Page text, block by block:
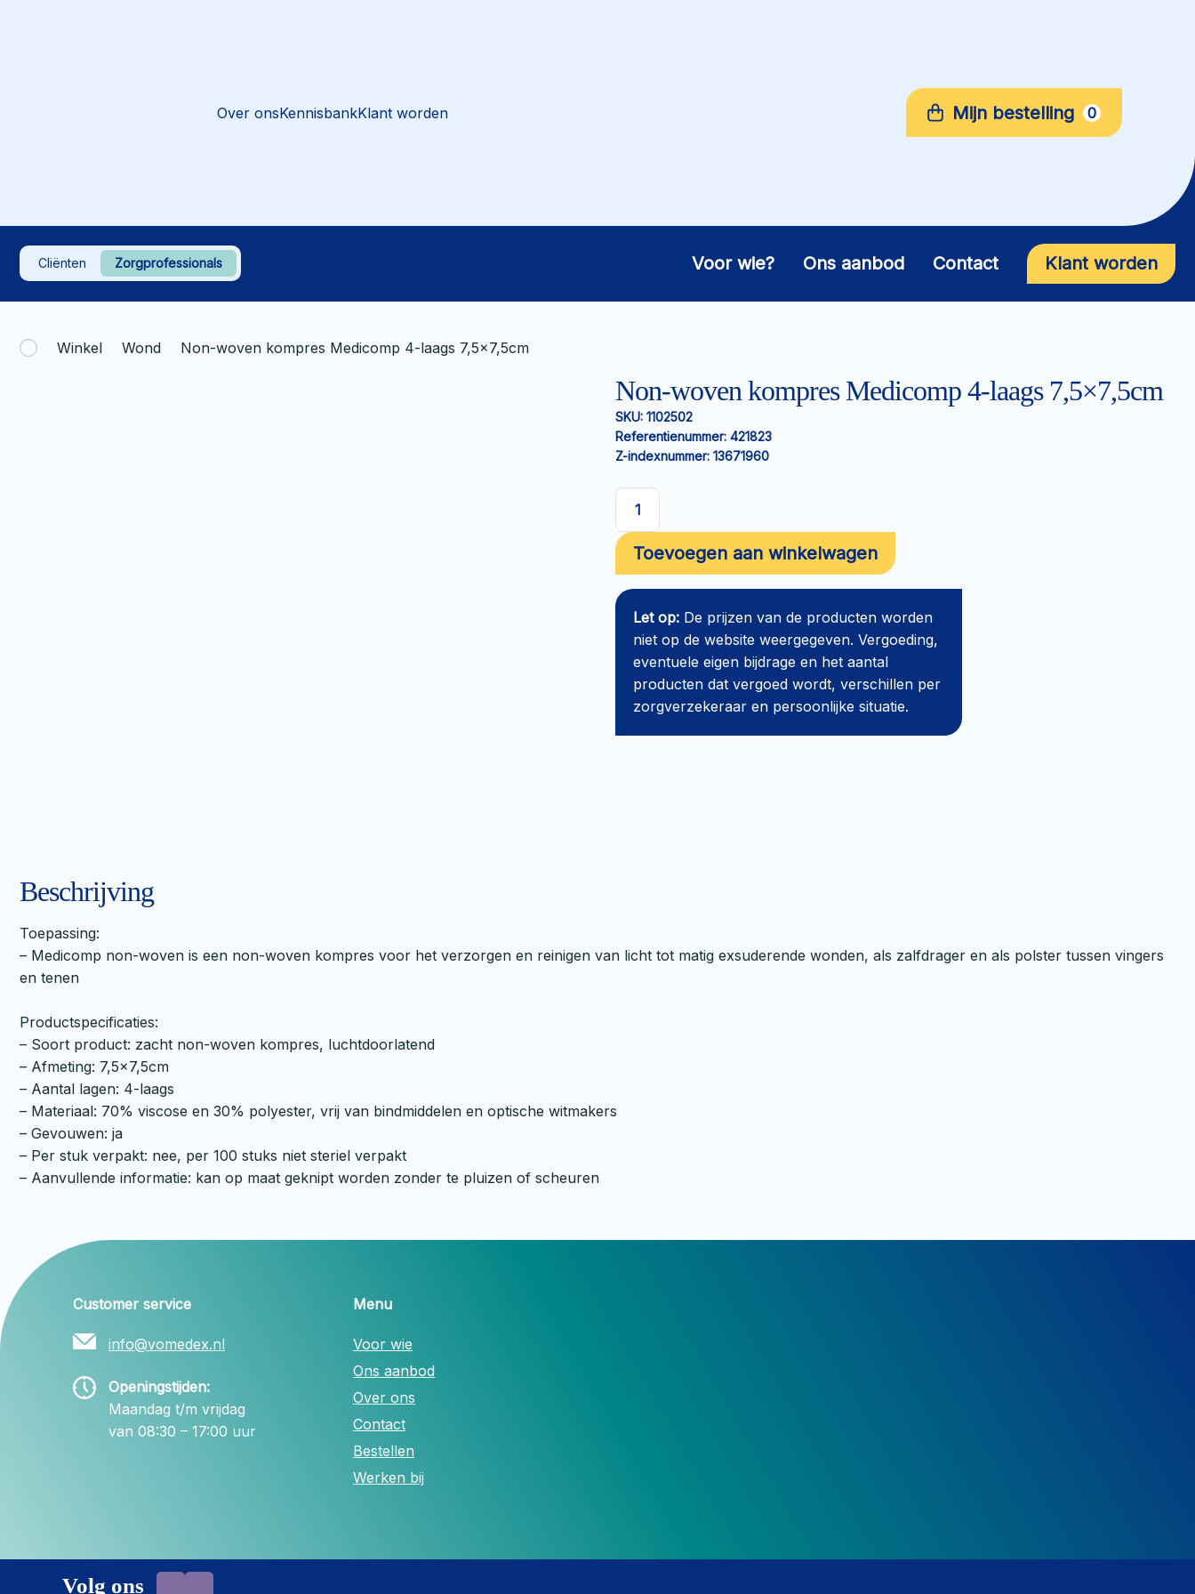
Over onsKennisbankKlant worden Mijn bestelling 0
Cliënten Zorgprofessionals Voor wie? Ons aanbod Contact Klant worden
Winkel Wond Non-woven kompres Medicomp 4-laags 7,5×7,5cm
Non-woven kompres Medicomp 4-laags 7,5×7,5cm
SKU: 1102502
Referentienummer: 421823
Z-indexnummer: 13671960
Non-
woven
kompres
Medicomp
4-
laags
7,5x7,5cm
Toevoegen aan winkelwagen
Let op: De prijzen van de producten worden
niet op de website weergegeven. Vergoeding,
eventuele eigen bijdrage en het aantal
producten dat vergoed wordt, verschillen per
zorgverzekeraar en persoonlijke situatie.
Beschrijving
Toepassing:
– Medicomp non-woven is een non-woven kompres voor het verzorgen en reinigen van licht tot matig exsuderende wonden, als zalfdrager en als polster tussen vingers
en tenen
Productspecificaties:
– Soort product: zacht non-woven kompres, luchtdoorlatend
– Afmeting: 7,5×7,5cm
– Aantal lagen: 4-laags
– Materiaal: 70% viscose en 30% polyester, vrij van bindmiddelen en optische witmakers
– Gevouwen: ja
– Per stuk verpakt: nee, per 100 stuks niet steriel verpakt
– Aanvullende informatie: kan op maat geknipt worden zonder te pluizen of scheuren
Customer service
info@vomedex.nl
Openingstijden:
Maandag t/m vrijdag
van 08:30 – 17:00 uur
Menu
Voor wie
Ons aanbod
Over ons
Contact
Bestellen
Werken bij
Volg ons